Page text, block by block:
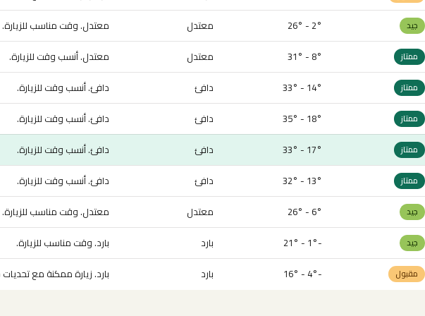
جيد 2° - 26° معتدل
معتدل. وقت مناسب للزيارة.
ممتاز 8° - 31° معتدل
معتدل. أنسب وقت للزيارة.
ممتاز 14° - 33° دافئ
دافئ. أنسب وقت للزيارة.
ممتاز 18° - 35° دافئ
دافئ. أنسب وقت للزيارة.
ممتاز 17° - 33° دافئ
دافئ. أنسب وقت للزيارة.
ممتاز 13° - 32° دافئ
دافئ. أنسب وقت للزيارة.
جيد 6° - 26° معتدل
معتدل. وقت مناسب للزيارة.
جيد -1° - 21° بارد
بارد. وقت مناسب للزيارة.
مقبول -4° - 16° بارد بارد. زيارة ممكنة مع